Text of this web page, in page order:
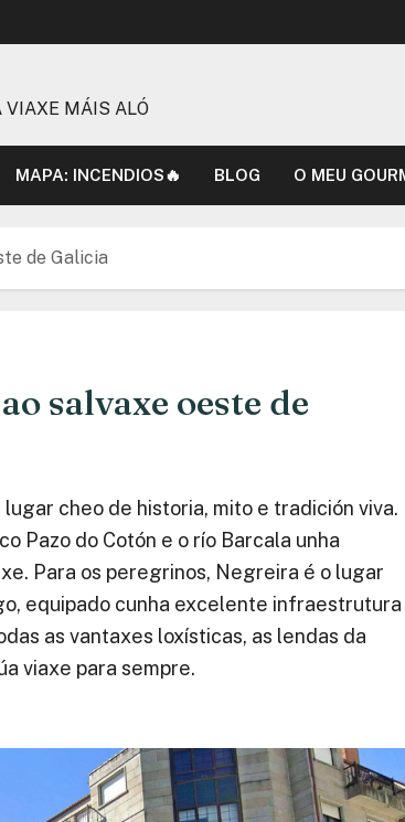
VIAXE MÁIS ALÓ
MAPA: INCENDIOS🔥 BLOG O MEU
de Galicia
salvaxe oeste de
cheo de historia, mito e tradición viva.
Pazo do Cotón e o río Barcala unha
Para os peregrinos, Negreira é o lugar
equipado cunha excelente infraestrutura
as vantaxes loxísticas, as lendas da
viaxe para sempre.